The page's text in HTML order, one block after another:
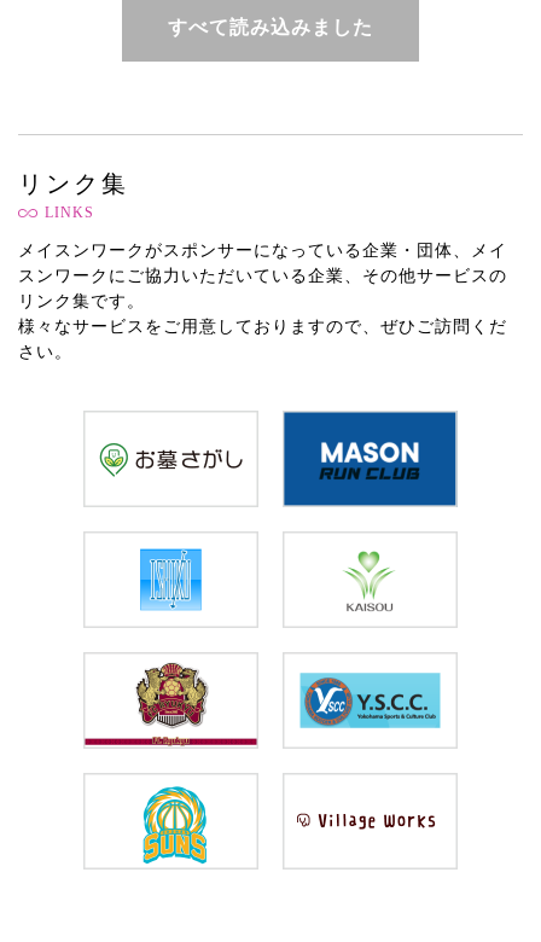
すべて読み込みました
リンク集
LINKS
メイスンワークがスポンサーになっている企業・団体、メイ
スンワークにご協力いただいている企業、その他サービスの
リンク集です。
様々なサービスをご用意しておりますので、ぜひご訪問くだ
さい。